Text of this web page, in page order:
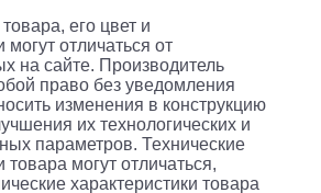
его цвет и
могут отличаться от
на сайте. Производитель
право без уведомления
изменения в конструкцию
их технологических и
параметров. Технические
товара могут отличаться,
характеристики товара